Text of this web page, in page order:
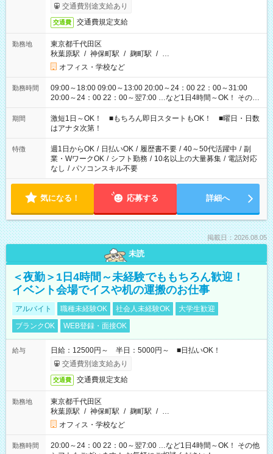
交通費別途支給あり
交通費 交通費規定支給
勤務地
東京都千代田区
秋葉原駅 / 神保町駅 / 麹町駅 / …
オフィス・学校など
勤務時間
09:00～18:00 09:00～13:00 20:00～24：00 22：00～31:00
20:00～24：00 22：00～翌7:00 …など1日4時間～OK！ その他
シフトもございます！ お気軽にご相談ください！
期間
激短1日～OK！ ■もちろん即日スタートもOK！ ■曜日・日数
はアナタ次第！
特徴 週1日からOK / 日払いOK / 履歴書不要 / 40～50代活躍中 / 副
業・WワークOK / シフト勤務 / 10名以上の大量募集 / 電話対応
なし / パソコンスキル不要
気になる！ 応募する 詳細へ
掲載日：2026.08.05
未読
＜夜勤＞1日4時間～未経験でももちろん歓迎！
イベント会場でイスや机の運搬のお仕事
アルバイト 職種未経験OK 社会人未経験OK
大学生歓迎
ブランクOK
WEB登録・面接OK
給与
日給：12500円～ 半日：5000円～ ■日払いOK！
交通費別途支給あり
交通費 交通費規定支給
勤務地
東京都千代田区
秋葉原駅 / 神保町駅 / 麹町駅 / …
オフィス・学校など
勤務時間
20:00～24：00 22：00～翌7:00 …など1日4時間～OK！ その他